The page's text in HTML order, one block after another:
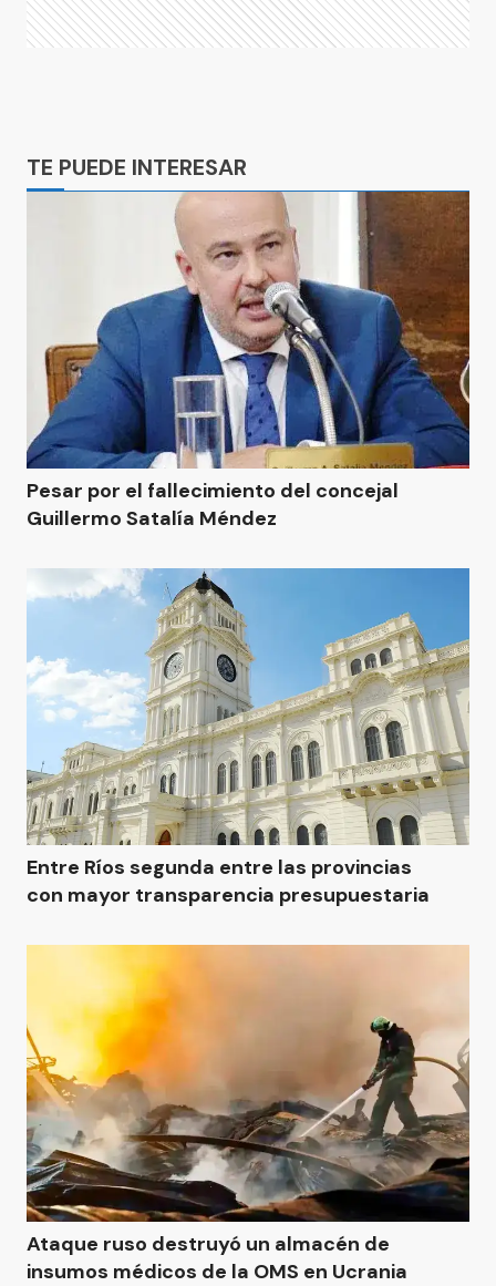
TE PUEDE INTERESAR
Pesar por el fallecimiento del concejal
Guillermo Satalía Méndez
Entre Ríos segunda entre las provincias
con mayor transparencia presupuestaria
Ataque ruso destruyó un almacén de
insumos médicos de la OMS en Ucrania